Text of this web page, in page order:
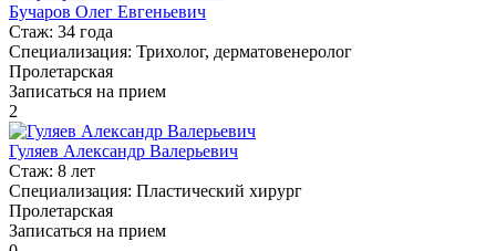
Бучаров Олег Евгеньевич
Стаж: 34 года
Специализация: Трихолог, дерматовенеролог
Пролетарская
Записаться на прием
2
Гуляев Александр Валерьевич
Стаж: 8 лет
Специализация: Пластический хирург
Пролетарская
Записаться на прием